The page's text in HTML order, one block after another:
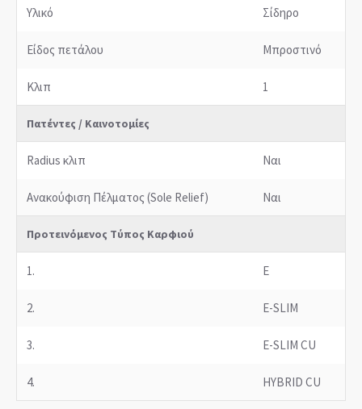
Υλικό Σίδηρο
Είδος πετάλου Μπροστινό
Κλιπ 1
Πατέντες / Καινοτομίες
Radius κλιπ Ναι
Ανακούφιση Πέλματος (Sole Relief) Ναι
Προτεινόμενος Τύπος Καρφιού
1. E
2. E-SLIM
3. E-SLIM CU
4. HYBRID CU